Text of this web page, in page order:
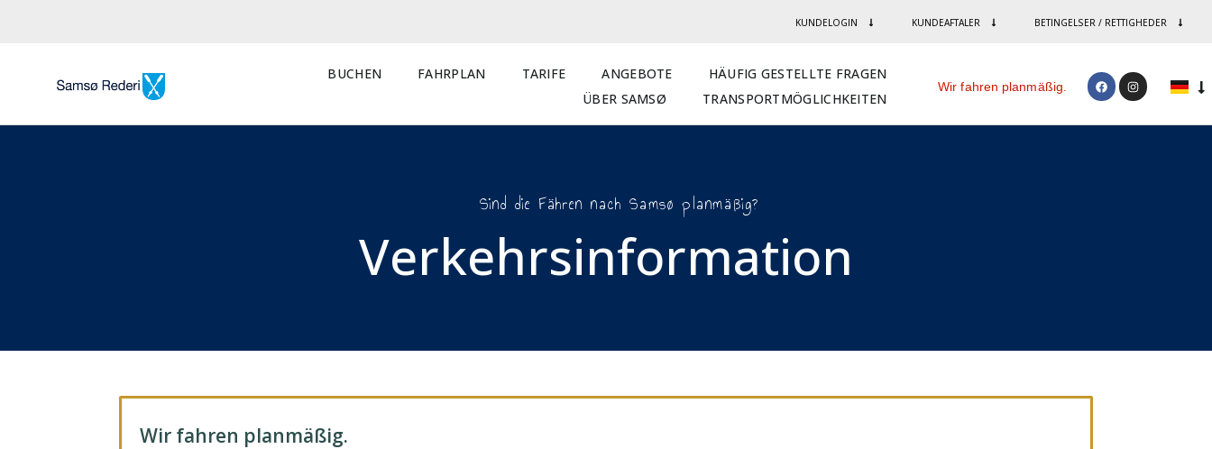
KUNDELOGIN KUNDEAFTALER BETINGELSER / RETTIGHEDER
BUCHEN FAHRPLAN TARIFE ANGEBOTE
HÄUFIG GESTELLTE FRAGEN
ÜBER SAMSØ
TRANSPORTMÖGLICHKEITEN
Wir fahren planmäßig.
Sind die Fähren nach Samsø planmäßig?
Verkehrsinformation​
Wir fahren planmäßig.